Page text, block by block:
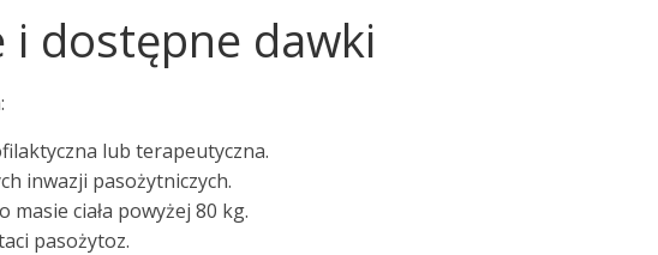
i dostępne dawki
lub terapeutyczna.
inwazji pasożytniczych.
masie ciała powyżej 80 kg.
pasożytoz.